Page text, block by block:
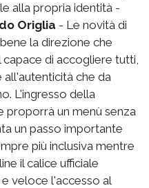
alla propria identità -
Origlia - Le novità di
la direzione che
capace di accogliere tutti,
all'autenticità che da
L'ingresso della
proporrà un menù senza
un passo importante
più inclusiva mentre
il calice ufficiale
veloce l'accesso al